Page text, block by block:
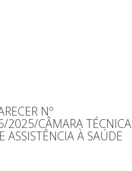
Nº
2025/CÂMARA TÉCNICA
ASSISTÊNCIA À SAÚDE